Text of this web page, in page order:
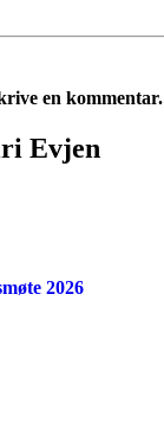
en kommentar.
Evjen
2026